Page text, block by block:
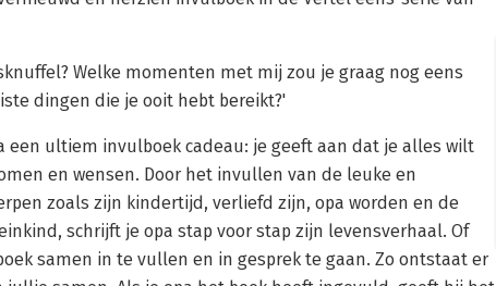
Welke momenten met mij zou je graag nog eens
dingen die je ooit hebt bereikt?'
een ultiem invulboek cadeau: je geeft aan dat je alles wilt
en wensen. Door het invullen van de leuke en
zoals zijn kindertijd, verliefd zijn, opa worden en de
schrijft je opa stap voor stap zijn levensverhaal. Of
samen in te vullen en in gesprek te gaan. Zo ontstaat er